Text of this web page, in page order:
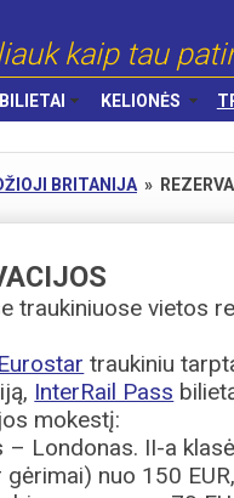
kaip tau
KELIONĖS
BRITANIJA »
traukiniuose vietos
Eurostar traukiniu
InterRail Pass
mokestį:
– Londonas. II-a
nuo 150